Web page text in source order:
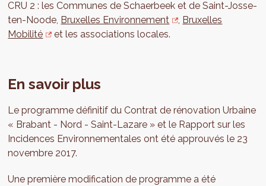
CRU 2 : les Communes de Schaerbeek et de Saint-Josse-
ten-Noode, Bruxelles Environnement , Bruxelles
Mobilité
et les associations locales.
En savoir plus
Le programme définitif du Contrat de rénovation Urbaine
« Brabant - Nord - Saint-Lazare » et le Rapport sur les
Incidences Environnementales ont été approuvés le 23
novembre 2017.
Une première modification de programme a été